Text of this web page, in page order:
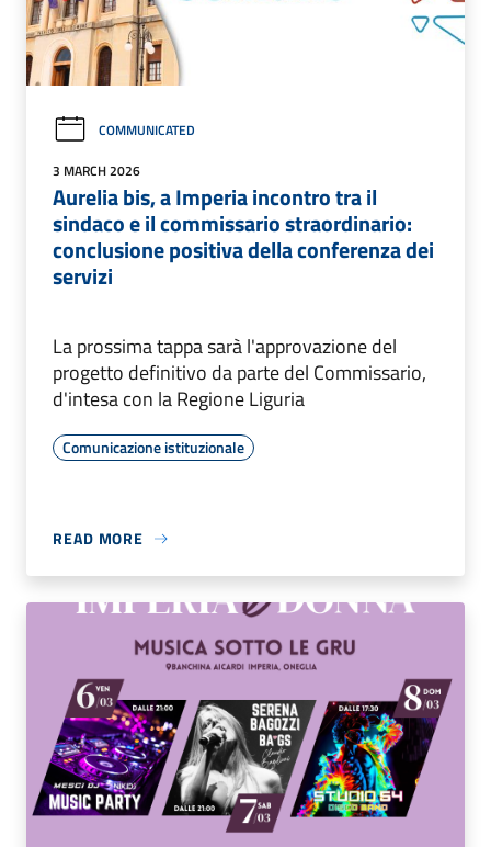
COMMUNICATED
3 MARCH 2026
Aurelia bis, a Imperia incontro tra il
sindaco e il commissario straordinario:
conclusione positiva della conferenza dei
servizi
La prossima tappa sarà l'approvazione del
progetto definitivo da parte del Commissario,
d'intesa con la Regione Liguria
Comunicazione istituzionale
READ MORE